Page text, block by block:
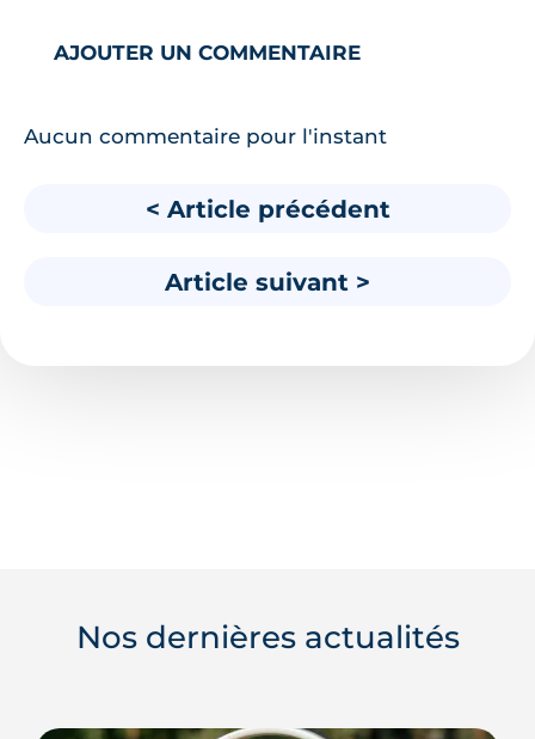
AJOUTER UN COMMENTAIRE
Aucun commentaire pour l'instant
< Article précédent
Article suivant >
Nos dernières actualités